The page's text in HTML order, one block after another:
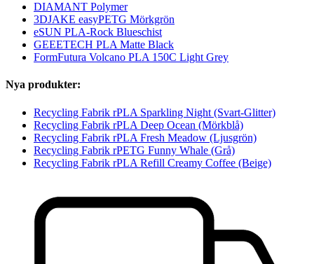
DIAMANT Polymer
3DJAKE easyPETG Mörkgrön
eSUN PLA-Rock Blueschist
GEEETECH PLA Matte Black
FormFutura Volcano PLA 150C Light Grey
Nya produkter:
Recycling Fabrik rPLA Sparkling Night (Svart-Glitter)
Recycling Fabrik rPLA Deep Ocean (Mörkblå)
Recycling Fabrik rPLA Fresh Meadow (Ljusgrön)
Recycling Fabrik rPETG Funny Whale (Grå)
Recycling Fabrik rPLA Refill Creamy Coffee (Beige)